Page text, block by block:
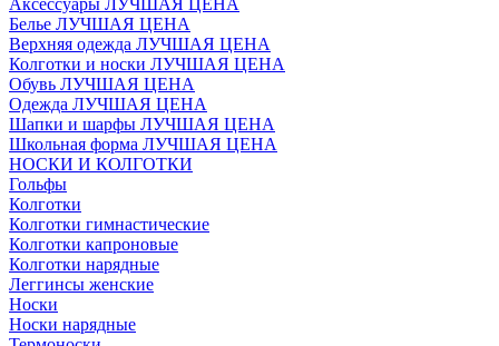
Аксессуары ЛУЧШАЯ ЦЕНА
Белье ЛУЧШАЯ ЦЕНА
Верхняя одежда ЛУЧШАЯ ЦЕНА
Колготки и носки ЛУЧШАЯ ЦЕНА
Обувь ЛУЧШАЯ ЦЕНА
Одежда ЛУЧШАЯ ЦЕНА
Шапки и шарфы ЛУЧШАЯ ЦЕНА
Школьная форма ЛУЧШАЯ ЦЕНА
НОСКИ И КОЛГОТКИ
Гольфы
Колготки
Колготки гимнастические
Колготки капроновые
Колготки нарядные
Леггинсы женские
Носки
Носки нарядные